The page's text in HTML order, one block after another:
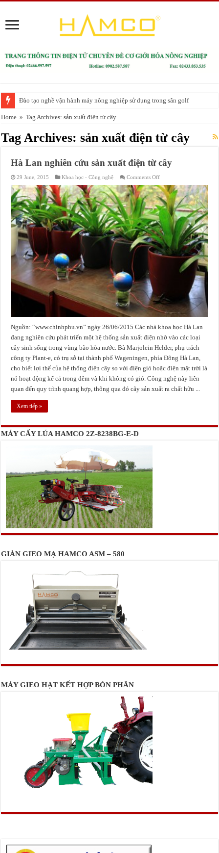
Đào tạo nghề vận hành máy nông nghiệp sử dụng trong sân golf
Home » Tag Archives: sản xuất điện từ cây
Tag Archives:sản xuất điện từ cây
Hà Lan nghiên cứu sản xuất điện từ cây
29 June, 2015 Khoa học - Công nghệ Comments Offon
Lan
nghiên
cứu
sản
xuất
từ
cây
Nguồn: “www.chinhphu.vn” ngày 26/06/2015 Các nhà khoa học Hà Lan
đang nghiên cứu phát triển một hệ thống sản xuất điện nhờ vào các loại
cây sinh sống trong vùng bão hòa nước. Bà Marjolein Helder, phụ trách
công ty Plant-e, có trụ sở tại thành phố Wageningen, phía Đông Hà Lan,
cho biết lợi thế của hệ thống điện cây so với điện gió hoặc điện mặt trời là
nó hoạt động kể cả trong đêm và khi không có gió. Công nghệ này liên
quan đến quy trình quang hợp, thông qua đó cây sản xuất ra chất hữu ...
Xem tiếp »
MÁY CẤY LÚA HAMCO 2Z-8238BG-E-D
GIÀN GIEO MẠ HAMCO ASM – 580
MÁY GIEO HẠT KẾT HỢP BÓN PHÂN